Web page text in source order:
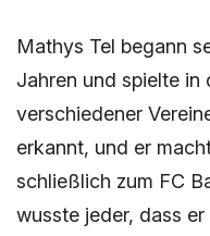
Mathys Tel begann
Jahren und spielte in
verschiedener
erkannt, und er
schließlich zum FC
wusste jeder, dass